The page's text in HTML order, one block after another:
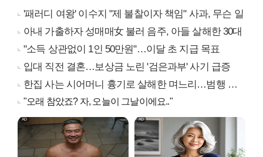
'패러디 여왕' 이수지 "제 불찰이자 책임" 사과, 무슨 일
아내 가출하자 성매매女 불러 음주, 아들 살해한 30대
"소득 상관없이 1인 50만원"…이달 초 지급 목표
입대 직전 결혼…보상금 노린 '검은과부' 사기 급증
한집 사는 시어머니 흉기로 살해한 며느리…범행 동기는
"오래 참았죠? 자, 오늘이 그날이에요.."